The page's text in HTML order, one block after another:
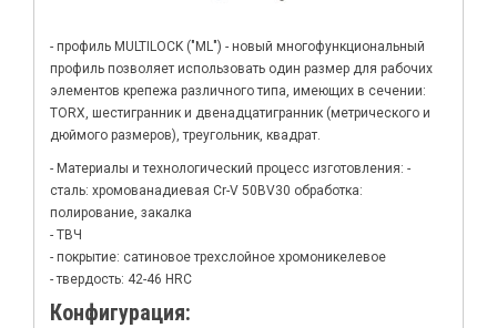
- профиль MULTILOCK ("ML") - новый многофункциональный
профиль позволяет использовать один размер для рабочих
элементов крепежа различного типа, имеющих в сечении:
TORX, шестигранник и двенадцатигранник (метрического и
дюймого размеров), треугольник, квадрат.
- Материалы и технологический процесс изготовления: -
сталь: хромованадиевая Cr-V 50BV30 обработка:
полирование, закалка
- ТВЧ
- покрытие: сатиновое трехслойное хромоникелевое
- твердость: 42-46 HRC
Конфигурация: